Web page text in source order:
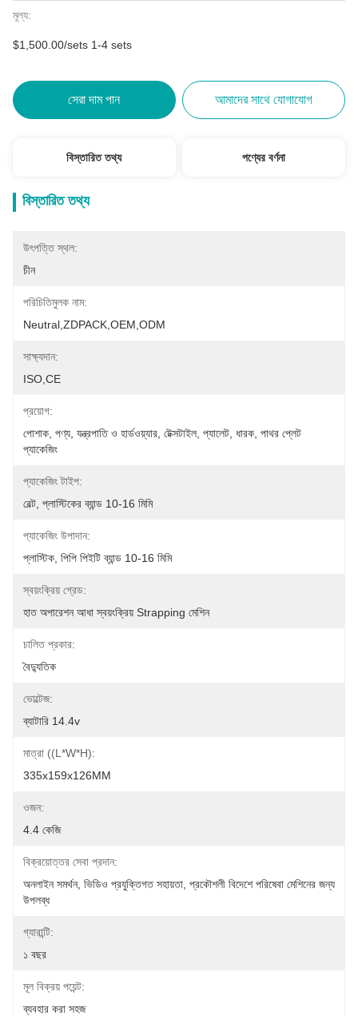
মূল্য:
$1,500.00/sets 1-4 sets
সেরা দাম পান আমাদের সাথে যোগাযোগ
বিস্তারিত তথ্য পণ্যের বর্ণনা
বিস্তারিত তথ্য
উৎপত্তি স্থল:
চীন
পরিচিতিমুলক নাম:
Neutral,ZDPACK,OEM,ODM
সাক্ষ্যদান:
ISO,CE
প্রয়োগ:
পোশাক, পণ্য, যন্ত্রপাতি ও হার্ডওয়্যার, টেক্সটাইল, প্যালেট, ধারক, পাথর প্লেট
প্যাকেজিং
প্যাকেজিং টাইপ:
বেল্ট, প্লাস্টিকের ব্যান্ড 10-16 মিমি
প্যাকেজিং উপাদান:
প্লাস্টিক, পিপি পিইটি ব্যান্ড 10-16 মিমি
স্বয়ংক্রিয় গ্রেড:
হাত অপারেশন আধা স্বয়ংক্রিয় Strapping মেশিন
চালিত প্রকার:
বৈদ্যুতিক
ভোল্টেজ:
ব্যাটারি 14.4v
মাত্রা ((L*W*H):
335x159x126MM
ওজন:
4.4 কেজি
বিক্রয়োত্তর সেবা প্রদান:
অনলাইন সমর্থন, ভিডিও প্রযুক্তিগত সহায়তা, প্রকৌশলী বিদেশে পরিষেবা মেশিনের জন্য
উপলব্ধ
গ্যারান্টি:
১ বছর
মূল বিক্রয় পয়েন্ট:
ব্যবহার করা সহজ